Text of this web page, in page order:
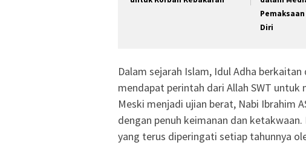
Diri
Dalam sejarah Islam, Idul Adha
mendapat perintah dari Allah SWT untuk
Meski menjadi ujian berat, Nabi Ibrahim
dengan penuh keimanan dan
yang terus diperingati setiap tahunnya